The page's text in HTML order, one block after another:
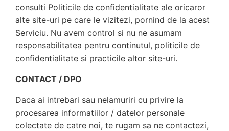
consulti Politicile de confidentialitate ale oricaror
alte site-uri pe care le vizitezi, pornind de la acest
Serviciu. Nu avem control si nu ne asumam
responsabilitatea pentru continutul, politicile de
confidentialitate si practicile altor site-uri.
CONTACT / DPO
Daca ai intrebari sau nelamuriri cu privire la
procesarea informatiilor / datelor personale
colectate de catre noi, te rugam sa ne contactezi,